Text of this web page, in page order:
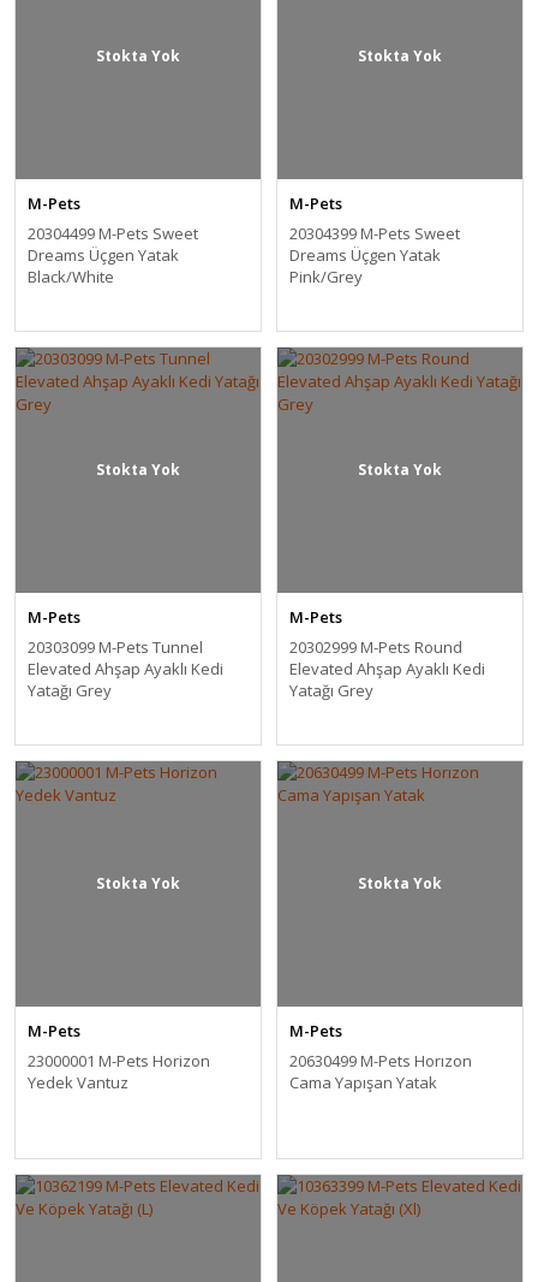
Stokta Yok
M-Pets
20304499 M-Pets Sweet
Dreams Üçgen Yatak
Black/White
Stokta Yok
M-Pets
20304399 M-Pets Sweet
Dreams Üçgen Yatak
Pink/Grey
Stokta Yok
M-Pets
20303099 M-Pets Tunnel
Elevated Ahşap Ayaklı Kedi
Yatağı Grey
Stokta Yok
M-Pets
20302999 M-Pets Round
Elevated Ahşap Ayaklı Kedi
Yatağı Grey
Stokta Yok
M-Pets
23000001 M-Pets Horizon
Yedek Vantuz
Stokta Yok
M-Pets
20630499 M-Pets Horızon
Cama Yapışan Yatak